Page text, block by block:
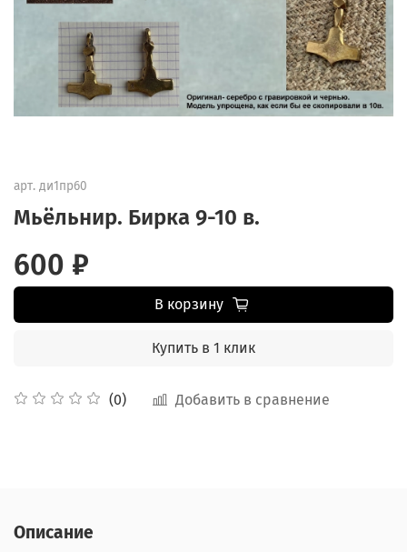
арт. ди1пр60
Мьёльнир. Бирка 9-10 в.
(0) Добавить в сравнение
600 ₽
В корзину
Купить в 1 клик
Описание